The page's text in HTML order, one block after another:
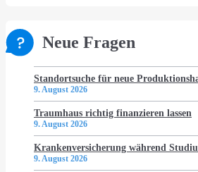
Neue Fragen
Standortsuche für neue
9. August 2026
Traumhaus richtig finanzieren lassen
9. August 2026
Krankenversicherung während
9. August 2026